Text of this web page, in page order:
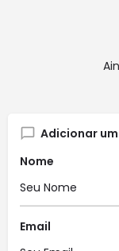
Adicionar
Nome
Email